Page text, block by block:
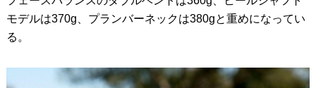
モデルは370g、プランバーネックは380gと重めになってい
る。